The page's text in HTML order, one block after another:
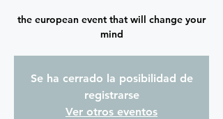
the european event that will change your
mind
Se ha cerrado la posibilidad de
registrarse
Ver otros eventos